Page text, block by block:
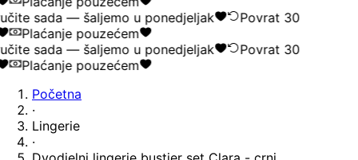
sada — šaljemo u ponedjeljak
Povrat 30
Plaćanje pouzećem
sada — šaljemo u ponedjeljak
Povrat 30
Plaćanje pouzećem
Početna
·
Lingerie
·